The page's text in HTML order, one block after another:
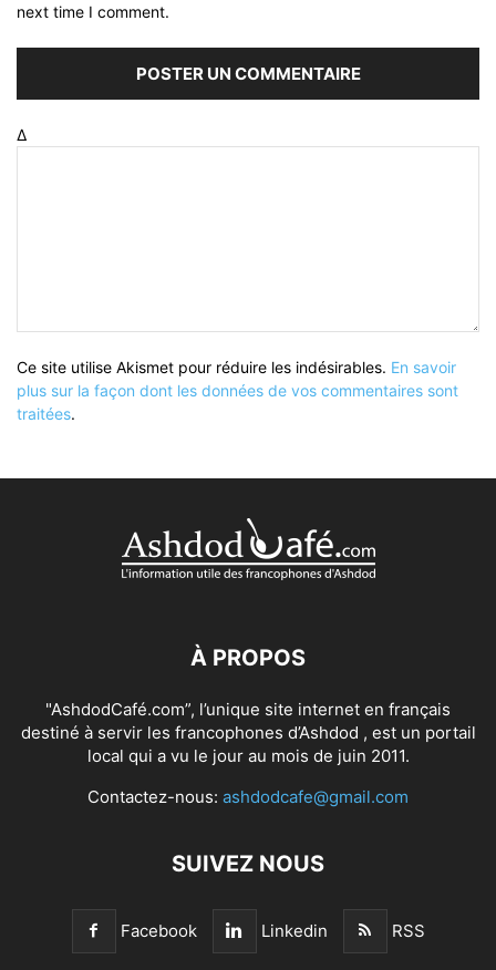
next time I comment.
Δ
Ce site utilise Akismet pour réduire les indésirables. En savoir
plus sur la façon dont les données de vos commentaires sont
traitées.
À PROPOS
"AshdodCafé.com”, l’unique site internet en français
destiné à servir les francophones d’Ashdod , est un portail
local qui a vu le jour au mois de juin 2011.
Contactez-nous: ashdodcafe@gmail.com
SUIVEZ NOUS
Facebook Linkedin RSS